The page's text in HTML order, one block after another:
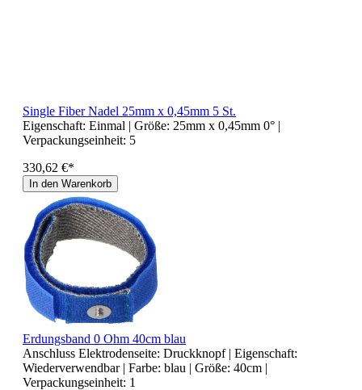
Single Fiber Nadel 25mm x 0,45mm 5 St.
Eigenschaft: Einmal | Größe: 25mm x 0,45mm 0° |
Verpackungseinheit: 5
330,62 €*
In den Warenkorb
Erdungsband 0 Ohm 40cm blau
Anschluss Elektrodenseite: Druckknopf | Eigenschaft:
Wiederverwendbar | Farbe: blau | Größe: 40cm |
Verpackungseinheit: 1